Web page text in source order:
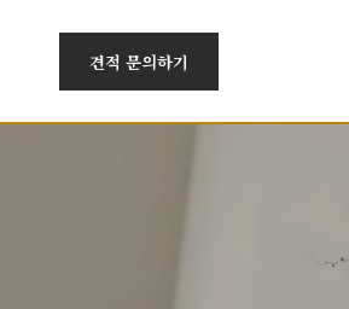
견적 문의하기